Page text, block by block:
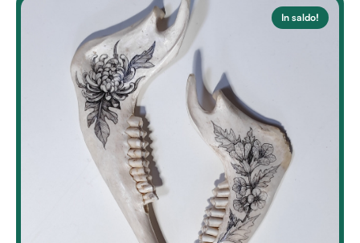
In saldo!